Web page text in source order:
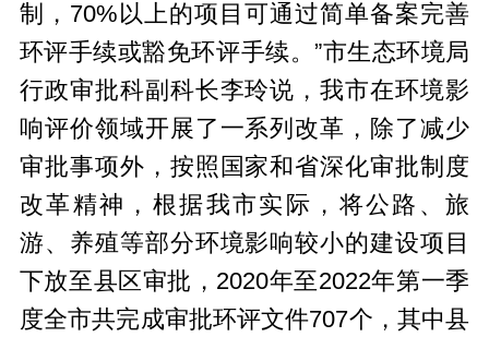
制，70%以上的项目可通过简单备案完善
环评手续或豁免环评手续。”市生态环境局
行政审批科副科长李玲说，我市在环境影
响评价领域开展了一系列改革，除了减少
审批事项外，按照国家和省深化审批制度
改革精神，根据我市实际，将公路、旅
游、养殖等部分环境影响较小的建设项目
下放至县区审批，2020年至2022年第一季
度全市共完成审批环评文件707个，其中县